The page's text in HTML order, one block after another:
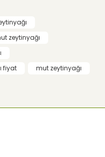
da
bilgiler
bulunuyor.
daha pahalı.
zeytinyağı
fiyat
mut zeytinyağı